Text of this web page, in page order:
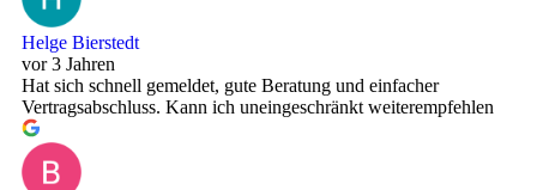
Helge Bierstedt
vor 3 Jahren
Hat sich schnell gemeldet, gute Beratung und einfacher
Vertragsabschluss. Kann ich uneingeschränkt weiterempfehlen